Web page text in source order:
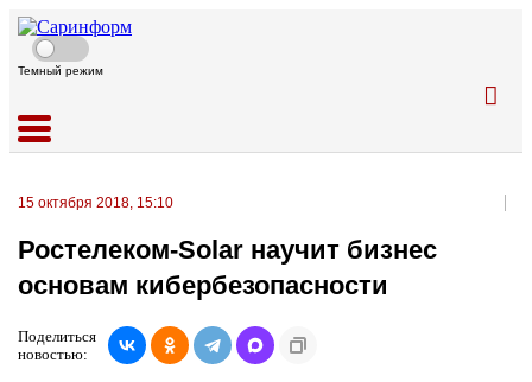
Темный режим
15 октября 2018, 15:10
Ростелеком-Solar научит бизнес
основам кибербезопасности
Поделиться
новостью: